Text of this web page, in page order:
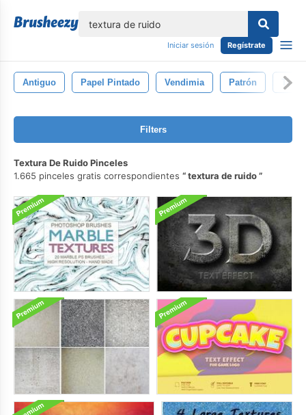
Iniciar sesión Regístrate
Antiguo Papel Pintado Vendimia Patrón
Filters
Textura De Ruido Pinceles
1.665 pinceles gratis correspondientes
textura de ruido